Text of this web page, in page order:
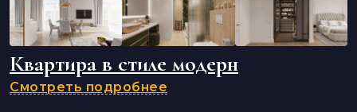
Квартира в стиле модерн
Смотреть подробнее